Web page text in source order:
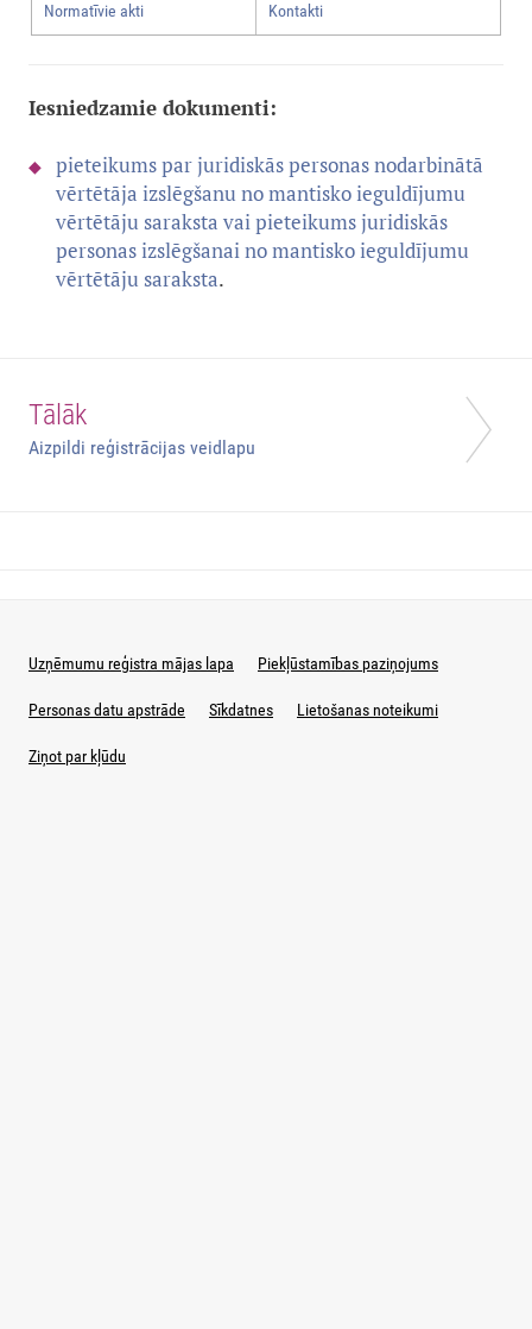
Normatīvie akti Kontakti
Iesniedzamie dokumenti:
pieteikums par juridiskās personas nodarbinātā
vērtētāja izslēgšanu no mantisko ieguldījumu
vērtētāju saraksta vai pieteikums juridiskās
personas izslēgšanai no mantisko ieguldījumu
vērtētāju saraksta.
Tālāk
Aizpildi reģistrācijas veidlapu
Uzņēmumu reģistra mājas lapa Piekļūstamības paziņojums
Personas datu apstrāde Sīkdatnes Lietošanas noteikumi
Ziņot par kļūdu